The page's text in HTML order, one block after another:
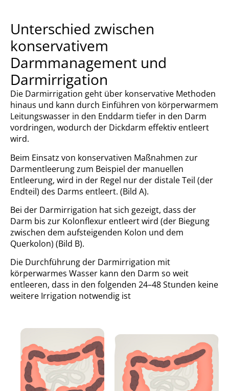
Unterschied zwischen
konservativem
Darmmanagement und
Darmirrigation
Die Darmirrigation geht über konservative Methoden
hinaus und kann durch Einführen von körperwarmem
Leitungswasser in den Enddarm tiefer in den Darm
vordringen, wodurch der Dickdarm effektiv entleert
wird.
Beim Einsatz von konservativen Maßnahmen zur
Darmentleerung zum Beispiel der manuellen
Entleerung, wird in der Regel nur der distale Teil (der
Endteil) des Darms entleert. (Bild A).
Bei der Darmirrigation hat sich gezeigt, dass der
Darm bis zur Kolonflexur entleert wird (der Biegung
zwischen dem aufsteigenden Kolon und dem
Querkolon) (Bild B).
Die Durchführung der Darmirrigation mit
körperwarmes Wasser kann den Darm so weit
entleeren, dass in den folgenden 24–48 Stunden keine
weitere Irrigation notwendig ist